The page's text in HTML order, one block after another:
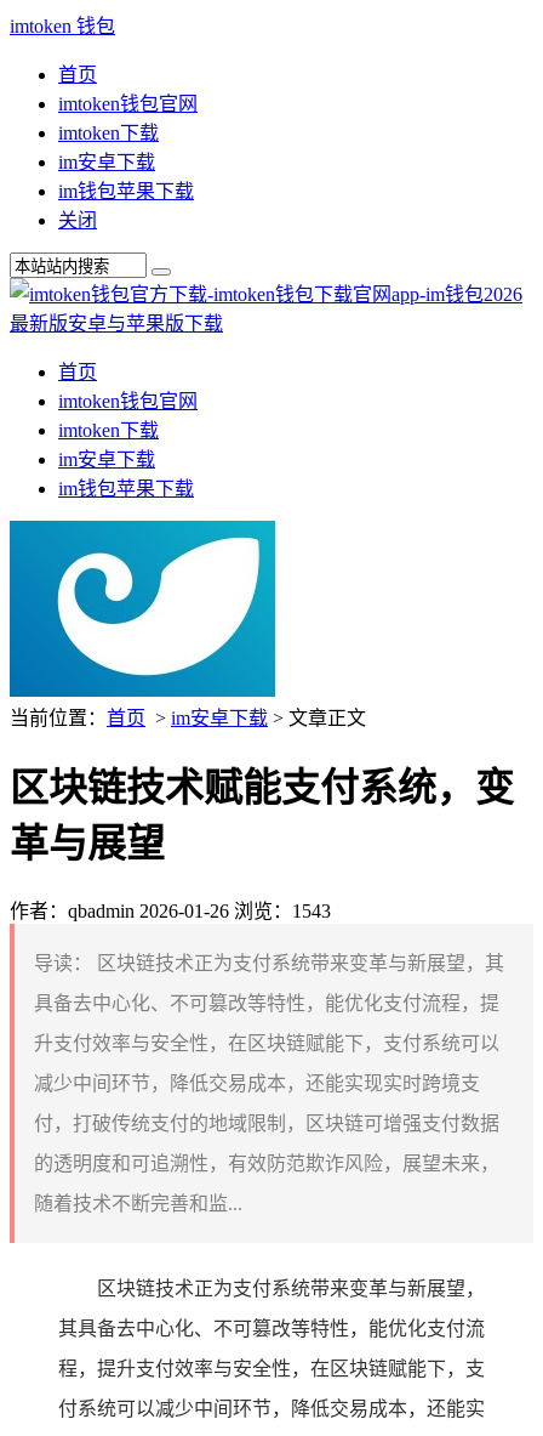
imtoken 钱包
首页
imtoken钱包官网
imtoken下载
im安卓下载
im钱包苹果下载
关闭
首页
imtoken钱包官网
imtoken下载
im安卓下载
im钱包苹果下载
当前位置： 首页 > im安卓下载 > 文章正文
区块链技术赋能支付系统，变
革与展望
作者：qbadmin 2026-01-26 浏览：1543
导读：
区块链技术正为支付系统带来变革与新展望，其
具备去中心化、不可篡改等特性，能优化支付流程，提
升支付效率与安全性，在区块链赋能下，支付系统可以
减少中间环节，降低交易成本，还能实现实时跨境支
付，打破传统支付的地域限制，区块链可增强支付数据
的透明度和可追溯性，有效防范欺诈风险，展望未来，
随着技术不断完善和监...
区块链技术正为支付系统带来变革与新展望，
其具备去中心化、不可篡改等特性，能优化支付流
程，提升支付效率与安全性，在区块链赋能下，支
付系统可以减少中间环节，降低交易成本，还能实